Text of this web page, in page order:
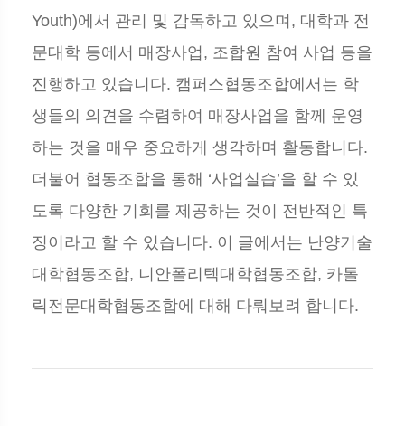
Youth)에서 관리 및 감독하고 있으며, 대학과 전
문대학 등에서 매장사업, 조합원 참여 사업 등을
진행하고 있습니다. 캠퍼스협동조합에서는 학
생들의 의견을 수렴하여 매장사업을 함께 운영
하는 것을 매우 중요하게 생각하며 활동합니다.
더불어 협동조합을 통해 ‘사업실습’을 할 수 있
도록 다양한 기회를 제공하는 것이 전반적인 특
징이라고 할 수 있습니다. 이 글에서는 난양기술
대학협동조합, 니안폴리텍대학협동조합, 카톨
릭전문대학협동조합에 대해 다뤄보려 합니다.